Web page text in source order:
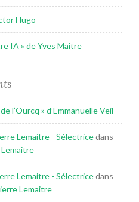
Hugo
IA » de Yves Maitre
l’Ourcq » d’Emmanuelle Veil
Lemaitre - Sélectricedans
Lemaitre
Lemaitre - Sélectricedans
Lemaitre